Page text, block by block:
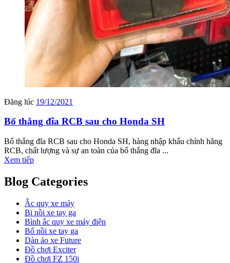
Đăng lúc 19/12/2021
Bố thắng đĩa RCB sau cho Honda SH
Bố thắng đĩa RCB sau cho Honda SH, hàng nhập khẩu chính hãng
RCB, chất lượng và sự an toàn của bố thắng đĩa ...
Xem tiếp
Blog Categories
Ắc quy xe máy
Bi nồi xe tay ga
Bình ắc quy xe máy điện
Bố nồi xe tay ga
Dàn áo xe Future
Đồ chơi Exciter
Đồ chơi FZ 150i